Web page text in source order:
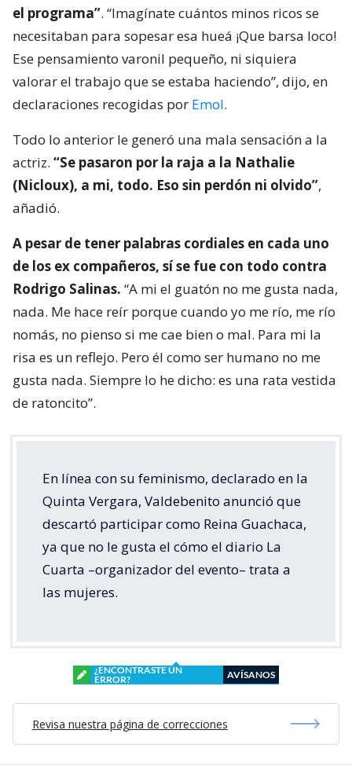
el programa”. “Imagínate cuántos minos ricos se
necesitaban para sopesar esa hueá ¡Que barsa loco!
Ese pensamiento varonil pequeño, ni siquiera
valorar el trabajo que se estaba haciendo”, dijo, en
declaraciones recogidas por Emol.
Todo lo anterior le generó una mala sensación a la
actriz. “Se pasaron por la raja a la Nathalie
(Nicloux), a mi, todo. Eso sin perdón ni olvido”,
añadió.
A pesar de tener palabras cordiales en cada uno
de los ex compañeros, sí se fue con todo contra
Rodrigo Salinas. “A mi el guatón no me gusta nada,
nada. Me hace reír porque cuando yo me río, me río
nomás, no pienso si me cae bien o mal. Para mi la
risa es un reflejo. Pero él como ser humano no me
gusta nada. Siempre lo he dicho: es una rata vestida
de ratoncito”.
En línea con su feminismo, declarado en la
Quinta Vergara, Valdebenito anunció que
descartó participar como Reina Guachaca,
ya que no le gusta el cómo el diario La
Cuarta –organizador del evento– trata a
las mujeres.
¿ENCONTRASTE UN
ERROR?
AVÍSANOS
Revisa nuestra página de correcciones